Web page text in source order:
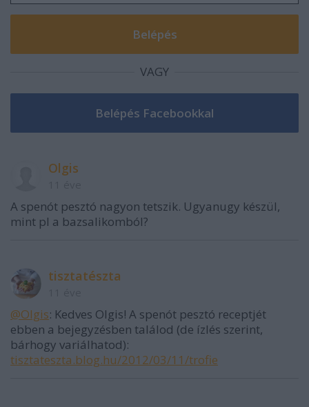
VAGY
Olgis
A spenót pesztó nagyon tetszik. Ugyanugy készül,
mint pl a bazsalikomból?
tisztatészta
@Olgis: Kedves Olgis! A spenót pesztó receptjét
ebben a bejegyzésben találod (de ízlés szerint,
bárhogy variálhatod):
tisztateszta.blog.hu/2012/03/11/trofie